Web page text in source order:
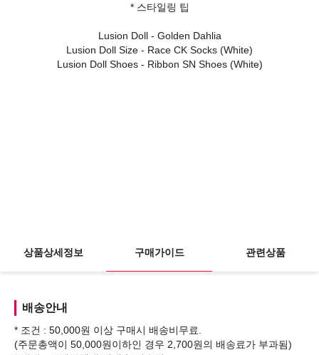
* 스타일링 팁
Lusion Doll - Golden Dahlia
Lusion Doll Size - Race CK Socks (White)
Lusion Doll Shoes - Ribbon SN Shoes (White)
상품상세정보 구매가이드 관련상품
배송안내
* 조건 : 50,000원 이상 구매시 배송비무료.
(주문총액이 50,000원이하인 경우 2,700원의 배송료가 부과됨)